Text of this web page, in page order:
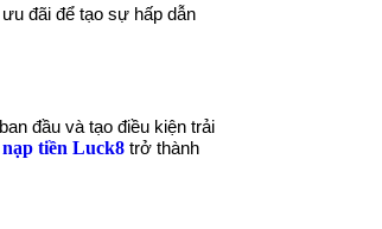
đãi để tạo sự hấp dẫn
đầu và tạo điều kiện trải
tiền Luck8 trở thành